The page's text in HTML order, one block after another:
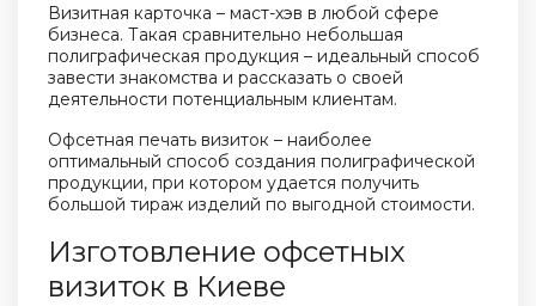
Визитная карточка – маст-хэв в любой сфере
бизнеса. Такая сравнительно небольшая
полиграфическая продукция – идеальный способ
завести знакомства и рассказать о своей
деятельности потенциальным клиентам.
Офсетная печать визиток – наиболее
оптимальный способ создания полиграфической
продукции, при котором удается получить
большой тираж изделий по выгодной стоимости.
Изготовление офсетных
визиток в Киеве